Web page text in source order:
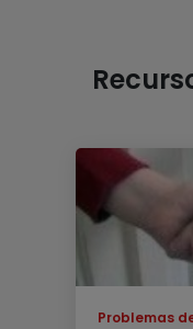
Problemas